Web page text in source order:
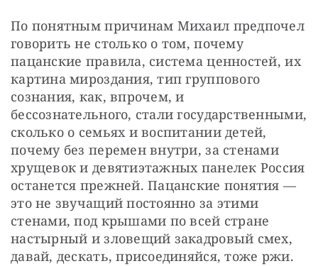
По понятным причинам Михаил предпочел
говорить не столько о том, почему
пацанские правила, система ценностей, их
картина мироздания, тип группового
сознания, как, впрочем, и
бессознательного, стали государственными,
сколько о семьях и воспитании детей,
почему без перемен внутри, за стенами
хрущевок и девятиэтажных панелек Россия
останется прежней. Пацанские понятия —
это не звучащий постоянно за этими
стенами, под крышами по всей стране
настырный и зловещий закадровый смех,
давай, дескать, присоединяйся, тоже ржи.